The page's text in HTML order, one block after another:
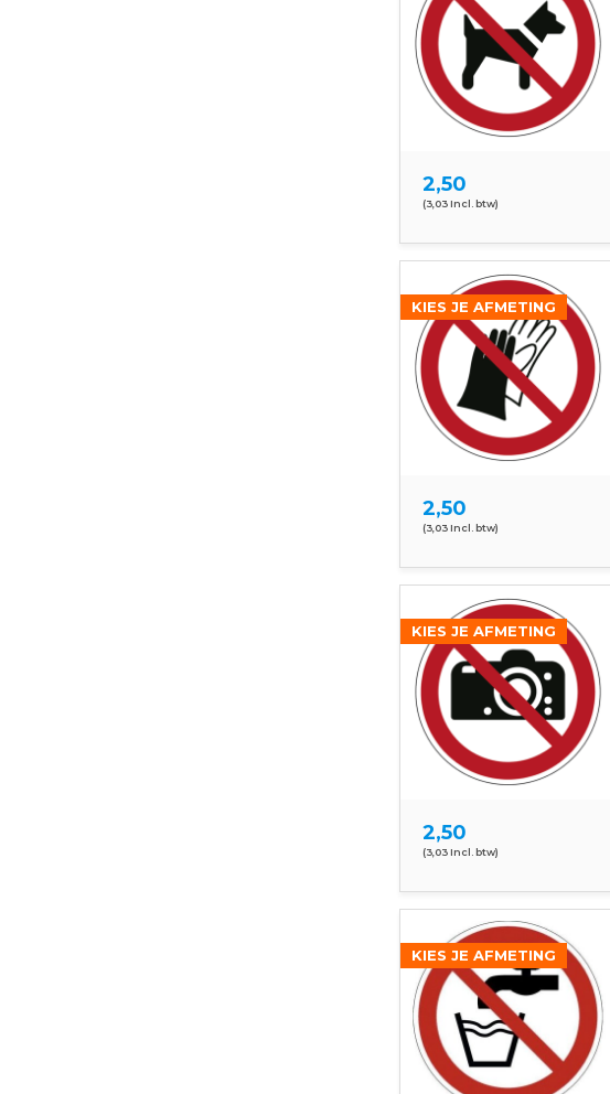
2,50
(3,03 Incl. btw)
KIES JE AFMETING
2,50
(3,03 Incl. btw)
KIES JE AFMETING
2,50
(3,03 Incl. btw)
KIES JE AFMETING